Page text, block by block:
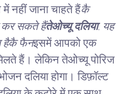
नहीं जाना चाहते हैंकै
कर सकते हैंतेओच्यू दलिया. यह
हैकै फैनइसमें आपको एक
हैं। लेकिन तेओच्यू पोरिज
दलिया होगा। डिफ़ॉल्ट